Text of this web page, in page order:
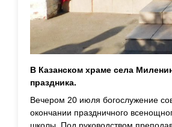
В Казанском храме села
праздника.
Вечером 20 июля богослужение
окончании праздничного